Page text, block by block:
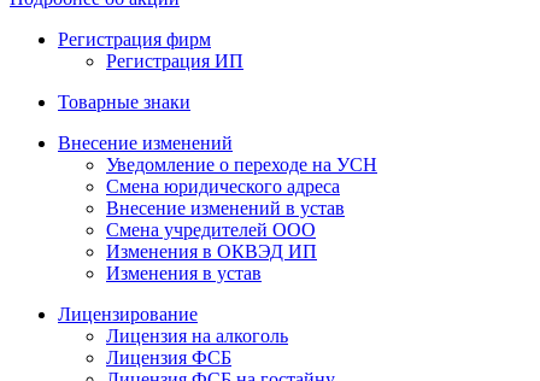
Регистрация фирм
Регистрация ИП
Товарные знаки
Внесение изменений
Уведомление о переходе на УСН
Смена юридического адреса
Внесение изменений в устав
Смена учредителей ООО
Изменения в ОКВЭД ИП
Изменения в устав
Лицензирование
Лицензия на алкоголь
Лицензия ФСБ